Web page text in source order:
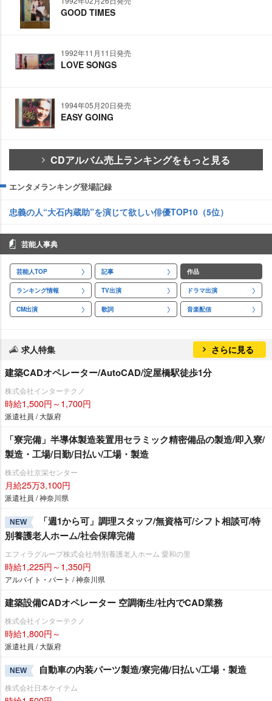
GOOD TIMES
1992年11月11日発売
LOVE SONGS
1994年05月20日発売
EASY GOING
CDアルバム売上ランキングをもっと見る
エンタメランキング登場記録
忠義の人“大石内蔵助”を演じて欲しい俳優TOP10（5位）
芸能人事典
芸能人TOP 記事 作品
ランキング情報 TV出演 ドラマ出演
CM出演 歌詞 音楽配信
求人特集 さらに見る
建築CADオペレーター/AutoCAD/淀屋橋駅徒歩1分
株式会社インターテクノ
時給1,500円～1,700円
派遣社員 / 大阪府
「寮完備」半導体製造装置用セラミック精密備品の製造/即入寮/
製造・工場/日勤/日払い/工場・製造
株式会社京栄センター
月給25万3,100円
派遣社員 / 神奈川県
NEW
「週1から可」調理スタッフ/無資格可/シフト相談可/特
別養護老人ホーム/社会保障完備
エフィラグループ株式会社/特別養護老人ホーム 愛和の里
時給1,225円～1,350円
アルバイト・パート / 神奈川県
建築設備CADオペレーター 空調衛生/社内でCAD業務
株式会社インターテクノ
時給1,800円～
派遣社員 / 大阪府
NEW 自動車の内装パーツ製造/寮完備/日払い/工場・製造
株式会社日本ケイテム